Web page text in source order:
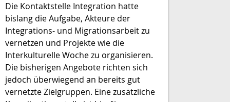
Die Kontaktstelle Integration hatte
bislang die Aufgabe, Akteure der
Integrations- und Migrationsarbeit zu
vernetzen und Projekte wie die
Interkulturelle Woche zu organisieren.
Die bisherigen Angebote richten sich
jedoch überwiegend an bereits gut
vernetzte Zielgruppen. Eine zusätzliche